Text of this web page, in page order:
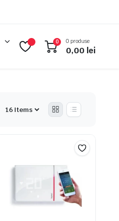
0 0 produse
0,00 lei